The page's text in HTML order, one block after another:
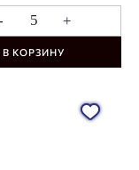
+
В КОРЗИНУ